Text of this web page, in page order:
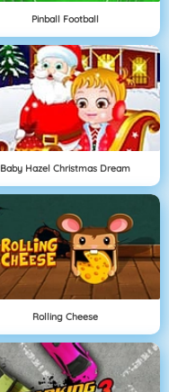
Pinball Football
Baby Hazel Christmas Dream
Rolling Cheese